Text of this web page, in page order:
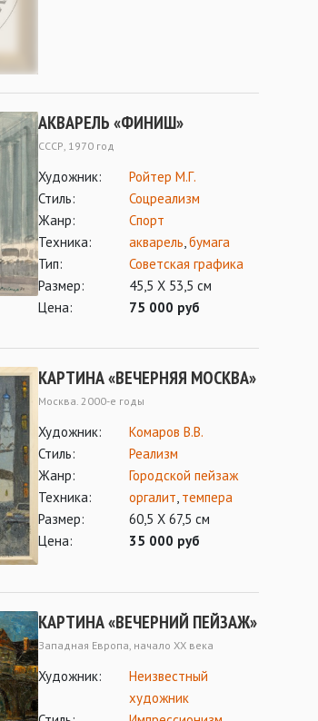
АКВАРЕЛЬ «ФИНИШ»
СССР, 1970 год
Художник:
Ройтер М.Г.
Стиль:
Соцреализм
Жанр:
Спорт
Техника:
акварель,бумага
Тип:
Советская графика
Размер:
45,5 Х 53,5 см
Цена:
75 000 руб
КАРТИНА «ВЕЧЕРНЯЯ МОСКВА»
Москва. 2000-е годы
Художник:
Комаров В.В.
Стиль:
Реализм
Жанр:
Городской пейзаж
Техника:
оргалит, темпера
Размер:
60,5 Х 67,5 см
Цена:
35 000 руб
КАРТИНА «ВЕЧЕРНИЙ ПЕЙЗАЖ»
Западная Европа, начало ХХ века
Художник:
Неизвестный
художник